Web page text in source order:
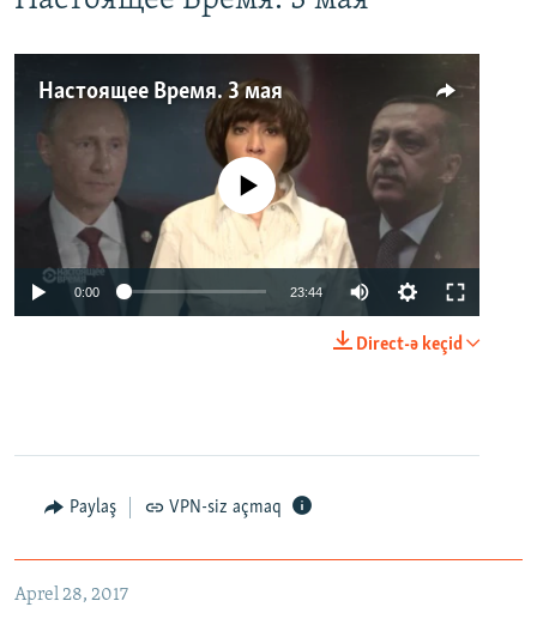
Настоящее Время. 3 мая
No media source currently available
0:00 23:44
Direct-ə keçid
Paylaş VPN-siz açmaq
Aprel 28, 2017